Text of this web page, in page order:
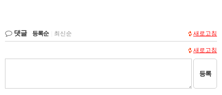
댓글 등록순 최신순 새로고침
새로고침
등록